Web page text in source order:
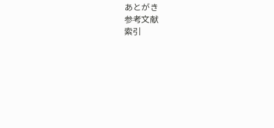
あとがき
参考文献
索引